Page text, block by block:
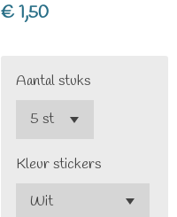
€ 1,50
Aantal stuks
Kleur stickers